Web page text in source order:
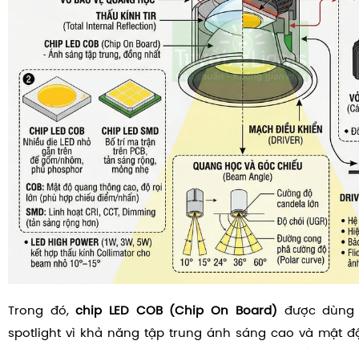
Trong đó,chip LED COB (Chip On Board) được
spotlight vì khả năng tập trung ánh sáng cao và mật